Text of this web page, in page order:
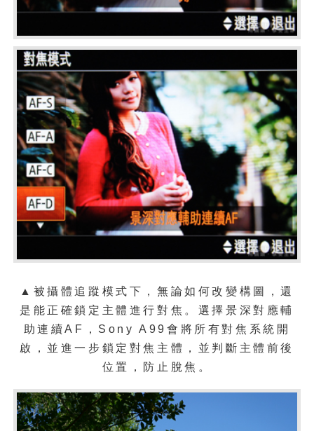
▲被攝體追蹤模式下，無論如何改變構圖，還
是能正確鎖定主體進行對焦。選擇景深對應輔
助連續AF，Sony A99會將所有對焦系統開
啟，並進一步鎖定對焦主體，並判斷主體前後
位置，防止脫焦。